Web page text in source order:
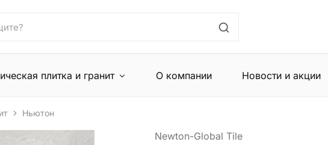
плитка и гранит О компании Новости и акции
Ньютон
Newton-Global Tile